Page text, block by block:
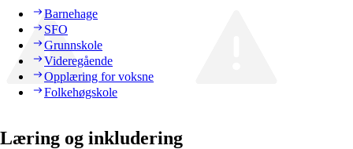
Barnehage
SFO
Grunnskole
Videregående
Opplæring for voksne
Folkehøgskole
Læring og inkludering